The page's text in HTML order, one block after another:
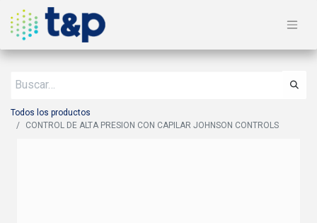
Todos los productos
CONTROL DE ALTA PRESION CON CAPILAR JOHNSON CONTROLS